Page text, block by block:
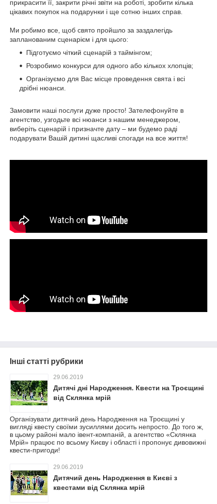
прикрасити її, закрити річні звіти на роботі, зробити кілька
цікавих покупок на подарунки і ще сотню інших справ.
Ми робимо все, щоб свято пройшло за заздалегідь
запланованим сценарієм і для цього:
Підготуємо чіткий сценарій з таймінгом;
Розробимо конкурси для одного або кількох хлопців;
Організуємо для Вас місце проведення свята і всі
дрібні нюанси.
Замовити наші послуги дуже просто! Зателефонуйте в
агентство, узгодьте всі нюанси з нашим менеджером,
виберіть сценарій і призначте дату – ми будемо раді
подарувати Вашій дитині щасливі спогади на все життя!
Інші статті рубрики
29.06.2019
Дитячі дні Народження. Квести на Троєщині
від Склянка мрій
Організувати дитячий день Народження на Троєщині у
вигляді квесту своїми зусиллями досить непросто. До того ж,
в цьому районі мало івент-компаній, а агентство «Склянка
Мрій» працює по всьому Києву і області і пропонує дивовижні
квести-пригоди!
29.06.2019
Дитячий день Народження в Києві з
квестами від Склянка мрій